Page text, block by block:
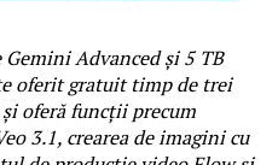
Advanced și 5 TB
oferit gratuit timp de trei
oferă funcții precum
3.1, crearea de imagini cu